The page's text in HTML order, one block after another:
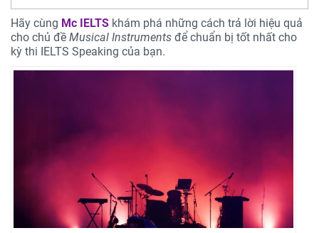
Hãy cùng Mc IELTS khám phá những cách trả lời hiệu quả
cho chủ đề Musical Instruments để chuẩn bị tốt nhất cho
kỳ thi IELTS Speaking của bạn.